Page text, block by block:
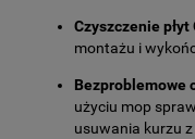
Czyszczenie płyt
montażu i
Bezproblemowe
użyciu mop
usuwania kurzu